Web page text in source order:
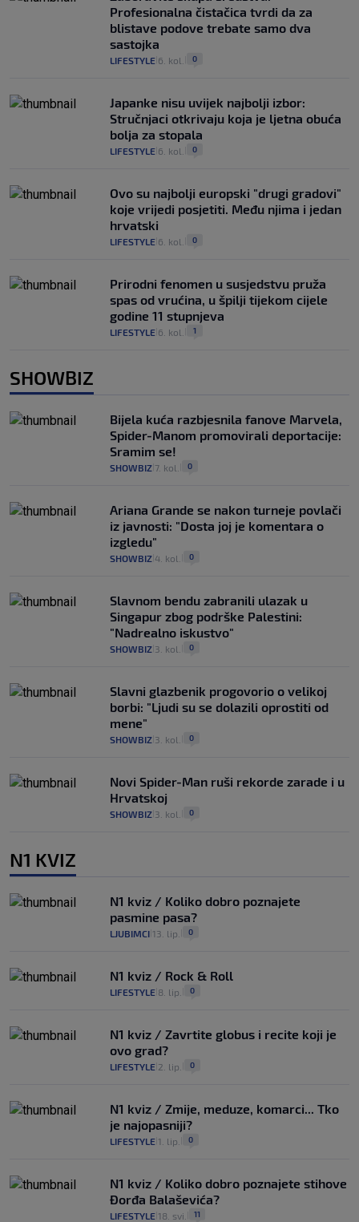
Profesionalna čistačica tvrdi da za
blistave podove trebate samo dva
sastojka
LIFESTYLE 6. kol. 0
Japanke nisu uvijek najbolji izbor:
Stručnjaci otkrivaju koja je ljetna obuća
bolja za stopala
LIFESTYLE 6. kol. 0
Ovo su najbolji europski "drugi gradovi"
koje vrijedi posjetiti. Među njima i jedan
hrvatski
LIFESTYLE 6. kol. 0
Prirodni fenomen u susjedstvu pruža
spas od vrućina, u špilji tijekom cijele
godine 11 stupnjeva
LIFESTYLE 6. kol. 1
SHOWBIZ
Bijela kuća razbjesnila fanove Marvela,
Spider-Manom promovirali deportacije:
Sramim se!
SHOWBIZ 7. kol. 0
Ariana Grande se nakon turneje povlači
iz javnosti: "Dosta joj je komentara o
izgledu"
SHOWBIZ 4. kol. 0
Slavnom bendu zabranili ulazak u
Singapur zbog podrške Palestini:
"Nadrealno iskustvo"
SHOWBIZ 3. kol. 0
Slavni glazbenik progovorio o velikoj
borbi: "Ljudi su se dolazili oprostiti od
mene"
SHOWBIZ 3. kol. 0
Novi Spider-Man ruši rekorde zarade i u
Hrvatskoj
SHOWBIZ 3. kol. 0
N1 KVIZ
N1 kviz / Koliko dobro poznajete
pasmine pasa?
LJUBIMCI 13. lip. 0
N1 kviz / Rock & Roll
LIFESTYLE 8. lip. 0
N1 kviz / Zavrtite globus i recite koji je
ovo grad?
LIFESTYLE 2. lip. 0
N1 kviz / Zmije, meduze, komarci... Tko
je najopasniji?
LIFESTYLE 1. lip. 0
N1 kviz / Koliko dobro poznajete stihove
Đorđa Balaševića?
LIFESTYLE 18. svi. 11